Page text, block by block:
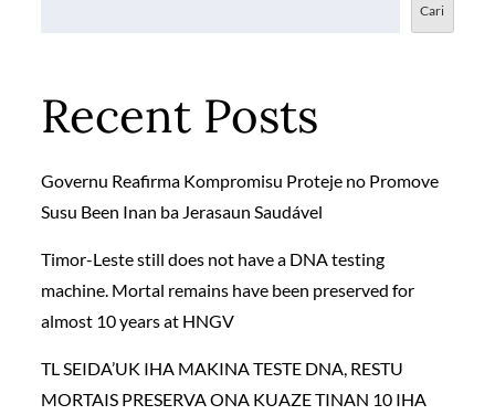
Cari
Recent Posts
Governu Reafirma Kompromisu Proteje no Promove
Susu Been Inan ba Jerasaun Saudável
Timor-Leste still does not have a DNA testing
machine. Mortal remains have been preserved for
almost 10 years at HNGV
TL SEIDA’UK IHA MAKINA TESTE DNA, RESTU
MORTAIS PRESERVA ONA KUAZE TINAN 10 IHA